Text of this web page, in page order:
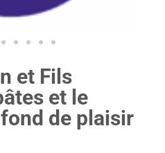
et Fils
et le
de plaisir